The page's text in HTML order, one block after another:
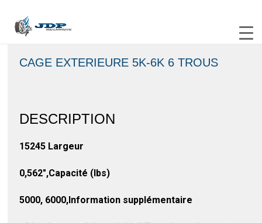
CAGE EXTERIEURE 5K-6K 6 TROUS
DESCRIPTION
15245 Largeur
0,562″,Capacité (lbs)
5000, 6000,Information supplémentaire